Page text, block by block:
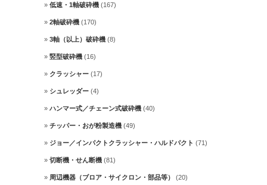
低速・1軸破砕機 (167)
2軸破砕機 (170)
3軸（以上）破砕機 (8)
竪型破砕機 (16)
クラッシャー (17)
シュレッダー (4)
ハンマー式／チェーン式破砕機 (40)
チッパー・おが粉製造機 (49)
ジョー／インパクトクラッシャー・ハルドパクト (71)
切断機・せん断機 (81)
周辺機器（ブロア・サイクロン・部品等） (20)